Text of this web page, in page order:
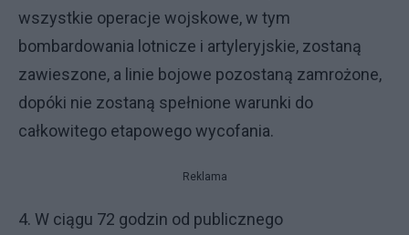
wszystkie operacje wojskowe, w tym
bombardowania lotnicze i artyleryjskie, zostaną
zawieszone, a linie bojowe pozostaną zamrożone,
dopóki nie zostaną spełnione warunki do
całkowitego etapowego wycofania.
Reklama
4. W ciągu 72 godzin od publicznego